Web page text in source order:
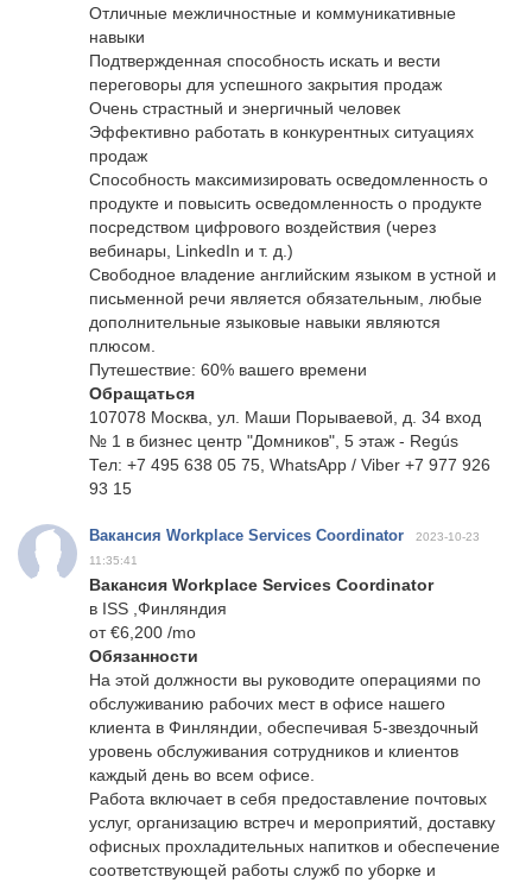
Отличные межличностные и коммуникативные
навыки
Подтвержденная способность искать и вести
переговоры для успешного закрытия продаж
Очень страстный и энергичный человек
Эффективно работать в конкурентных ситуациях
продаж
Способность максимизировать осведомленность о
продукте и повысить осведомленность о продукте
посредством цифрового воздействия (через
вебинары, LinkedIn и т. д.)
Свободное владение английским языком в устной и
письменной речи является обязательным, любые
дополнительные языковые навыки являются
плюсом.
Путешествие: 60% вашего времени
Обращаться
107078 Москва, ул. Маши Порываевой, д. 34 вход
№ 1 в бизнес центр "Домников", 5 этаж - Regús
Тел: +7 495 638 05 75, WhatsApp / Viber +7 977 926
93 15
Вакансия Workplace Services Coordinator
2023-10-23
11:35:41
Вакансия Workplace Services Coordinator
в ISS ,Финляндия
от €6,200 /mo
Обязанности
На этой должности вы руководите операциями по
обслуживанию рабочих мест в офисе нашего
клиента в Финляндии, обеспечивая 5-звездочный
уровень обслуживания сотрудников и клиентов
каждый день во всем офисе.
Работа включает в себя предоставление почтовых
услуг, организацию встреч и мероприятий, доставку
офисных прохладительных напитков и обеспечение
соответствующей работы служб по уборке и